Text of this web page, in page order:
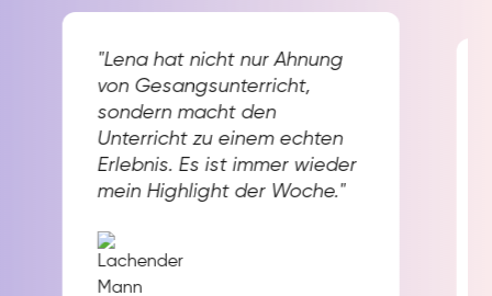
"Lena hat nicht nur Ahnung
von Gesangsunterricht,
sondern macht den
Unterricht zu einem echten
Erlebnis. Es ist immer wieder
mein Highlight der Woche."